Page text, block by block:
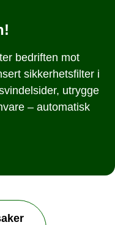
bedriften mot
sikkerhetsfilter i
utrygge
– automatisk